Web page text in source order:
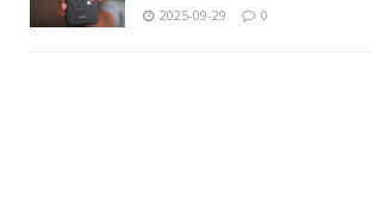
2025-09-29 0